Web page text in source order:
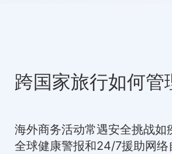
跨国家旅行如何管
海外商务活动常遇安全挑战
全球健康警报和24/7援助网